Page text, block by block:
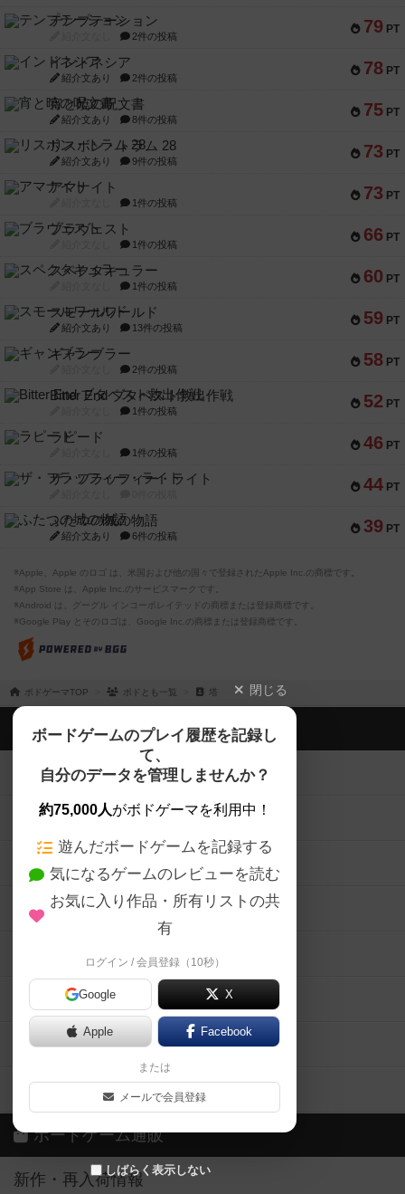
79 PT
テンプテーション
2件の投稿
78 PT
インドネシア
紹介文あり 2件の投稿
75 PT
宵と暁の呪文書
紹介文あり 8件の投稿
73 PT
リスボン・トラム 28
紹介文あり 9件の投稿
73 PT
アマナイト
1件の投稿
66 PT
ブラヴェスト
1件の投稿
60 PT
スペクタキュラー
1件の投稿
59 PT
スモールワールド
紹介文あり 13件の投稿
58 PT
ギャンブラー
2件の投稿
52 PT
Bitter End ブタペスト救出作戦
1件の投稿
46 PT
ラピード
1件の投稿
44 PT
ザ・フラッフィー・ライト
39 PT
ふたつの城の物語
紹介文あり 6件の投稿
※Apple、Apple のロゴ は、米国および他の国々で登録されたApple Inc.の商標です。
※App Store は、Apple Inc.のサービスマークです。
※Android は、グーグル インコーポレイテッドの商標または登録商標です。
※Google Play とそのロゴは、Google Inc.の商標または登録商標です。
ボドゲーマTOP ボドとも一覧 塔 閉じる
ボードゲームのプレイ履歴を記録し
て、
自分のデータを管理しませんか？
約75,000人がボドゲーマを利用中！
遊んだボードゲームを記録する
気になるゲームのレビューを読む
お気に入り作品・所有リストの共
有
ログイン / 会員登録（10秒）
Google X
Apple Facebook
または
メールで会員登録
しばらく表示しない
ボドゲーマTOP
ボードゲームを検索する
ボードゲームの新着レビュー
ボードゲーム会情報
メカニクス特集
掲示板・トピックス
ボドとも・会員一覧
ボードゲーム業界コラム
ボドゲーマご利用案内
ボードゲーム通販
新作・再入荷情報